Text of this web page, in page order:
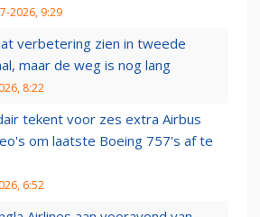
2026, 9:29
verbetering zien in tweede
maar de weg is nog lang
8:22
tekent voor zes extra Airbus
om laatste Boeing 757's af te
6:52